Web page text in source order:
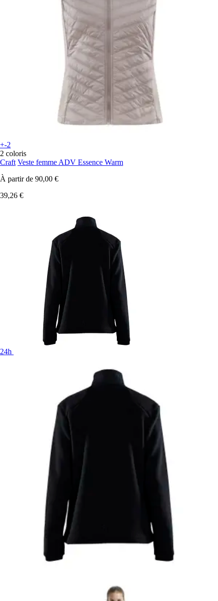
+-2
2 coloris
Craft Veste femme ADV Essence Warm
À partir de 90,00 €
39,26 €
24h